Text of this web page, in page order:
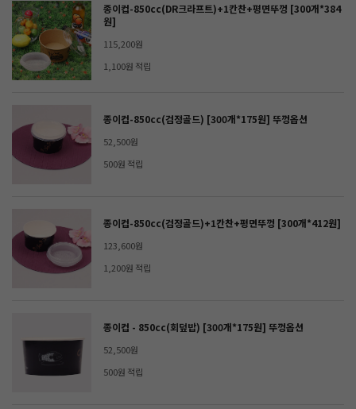
종이컵-850cc(DR크라프트)+1칸찬+평면뚜껑 [300개*384
원]
115,200원
1,100원 적립
종이컵-850cc(검정골드) [300개*175원] 뚜껑옵션
52,500원
500원 적립
종이컵-850cc(검정골드)+1칸찬+평면뚜껑 [300개*412원]
123,600원
1,200원 적립
종이컵 - 850cc(회덮밥) [300개*175원] 뚜껑옵션
52,500원
500원 적립